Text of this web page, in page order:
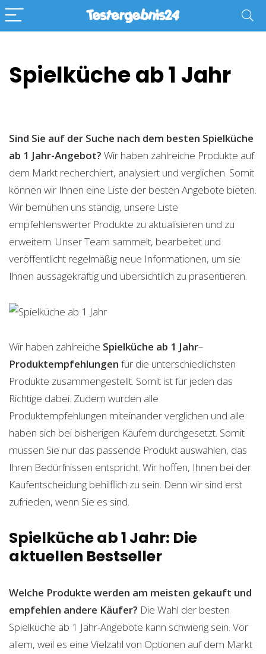
Spielküche ab 1 Jahr
Sind Sie auf der Suche nach dem besten Spielküche
ab 1 Jahr-Angebot? Wir haben zahlreiche Produkte auf
dem Markt recherchiert, analysiert und verglichen. Somit
können wir Ihnen eine Liste der besten Angebote bieten.
Wir bemühen uns ständig, unsere Liste
empfehlenswerter Produkte zu aktualisieren und zu
erweitern. Unser Team sammelt, bearbeitet und
veröffentlicht regelmäßig neue Informationen, um sie
Ihnen aussagekräftig und übersichtlich zu präsentieren.
Wir haben zahlreiche Spielküche ab 1 Jahr–
Produktempfehlungen für die unterschiedlichsten
Produkte zusammengestellt. Somit ist für jeden das
Richtige dabei. Zudem wurden alle
Produktempfehlungen miteinander verglichen und alle
haben sich bei bisherigen Käufern durchgesetzt. Somit
müssen Sie nur das passende Produkt auswählen, das
Ihren Bedürfnissen entspricht. Wir hoffen, Ihnen bei der
Kaufentscheidung behilflich zu sein. Denn wir sind erst
zufrieden, wenn Sie es sind.
Spielküche ab 1 Jahr: Die
aktuellen Bestseller
Welche Produkte werden am meisten gekauft und
empfehlen andere Käufer? Die Wahl der besten
Spielküche ab 1 Jahr-Angebote kann schwierig sein. Vor
allem, weil es eine Vielzahl von Optionen auf dem Markt